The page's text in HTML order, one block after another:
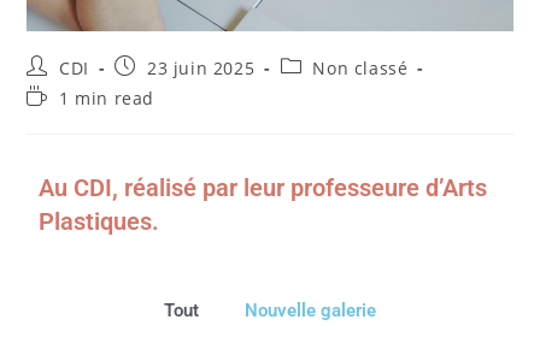
CDI 23 juin 2025
Non classé
1 min read
Au CDI, réalisé par leur professeure d’Arts
Plastiques.
Tout Nouvelle galerie